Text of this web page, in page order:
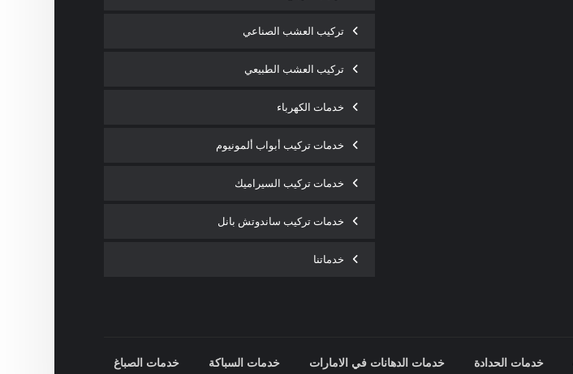
تركيب العشب الصناعي
تركيب العشب الطبيعي
خدمات الكهرباء
خدمات تركيب أبواب ألمونيوم
خدمات تركيب السيراميك
خدمات تركيب ساندوتش بانل
خدماتنا
خدمات الحدادة خدمات الدهانات في الامارات خدمات السباكة خدمات الصباغ